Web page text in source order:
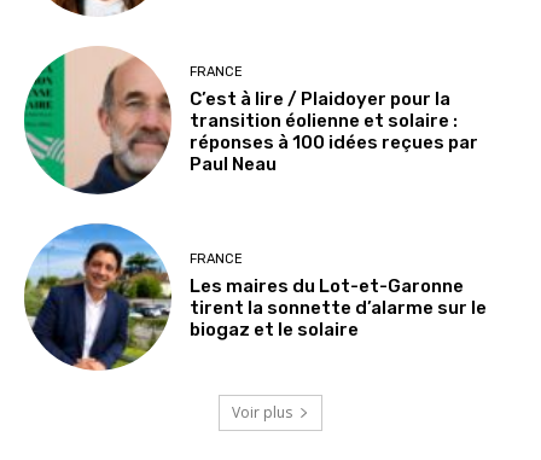
FRANCE
C’est à lire / Plaidoyer pour la
transition éolienne et solaire :
réponses à 100 idées reçues par
Paul Neau
FRANCE
Les maires du Lot-et-Garonne
tirent la sonnette d’alarme sur le
biogaz et le solaire
Voir plus